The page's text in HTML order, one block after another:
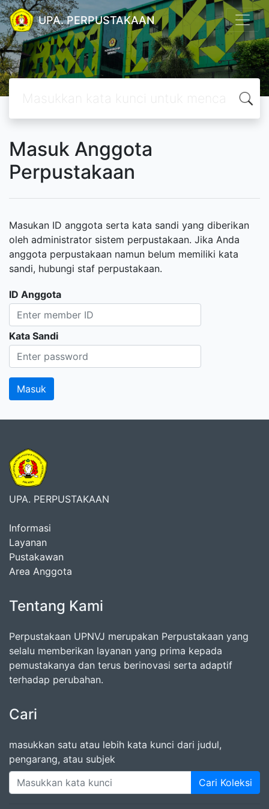
UPA. PERPUSTAKAAN
Masuk Anggota
Perpustakaan
Masukan ID anggota serta kata sandi yang diberikan
oleh administrator sistem perpustakaan. Jika Anda
anggota perpustakaan namun belum memiliki kata
sandi, hubungi staf perpustakaan.
ID Anggota
Kata Sandi
UPA. PERPUSTAKAAN
Informasi
Layanan
Pustakawan
Area Anggota
Tentang Kami
Perpustakaan UPNVJ merupakan Perpustakaan yang
selalu memberikan layanan yang prima kepada
pemustakanya dan terus berinovasi serta adaptif
terhadap perubahan.
Cari
masukkan satu atau lebih kata kunci dari judul,
pengarang, atau subjek
Cari Koleksi